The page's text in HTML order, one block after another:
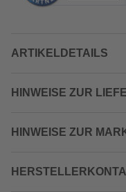
ARTIKELDETAILS
HINWEISE ZUR
HINWEISE ZUR